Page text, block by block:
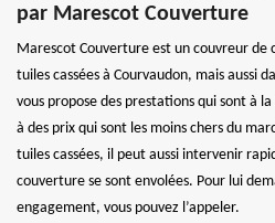
par Marescot Couverture
Marescot Couverture est un couvreur de
tuiles cassées à Courvaudon, mais aussi
vous propose des prestations qui sont à
à des prix qui sont les moins chers du
tuiles cassées, il peut aussi intervenir
couverture se sont envolées. Pour lui
engagement, vous pouvez l’appeler.